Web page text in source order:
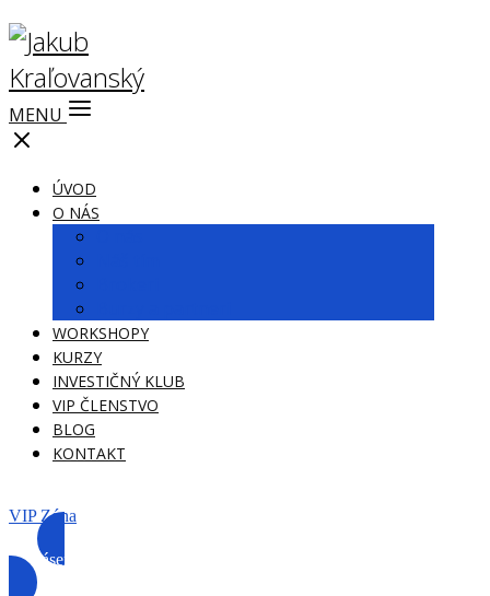
MENU
ÚVOD
O NÁS
WORKSHOPY
KURZY
INVESTIČNÝ KLUB
VIP ČLENSTVO
BLOG
KONTAKT
VIP Zóna
Prihlásenie